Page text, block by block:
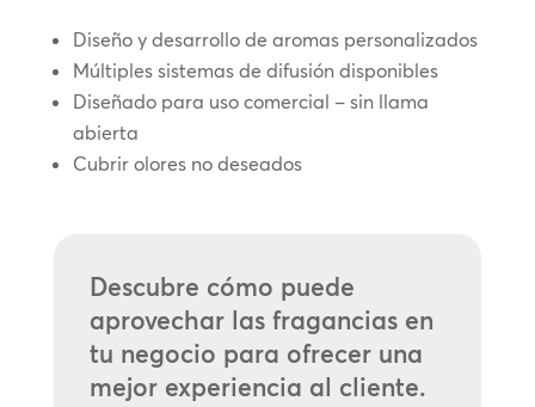
Diseño y desarrollo de aromas personalizados
Múltiples sistemas de difusión disponibles
Diseñado para uso comercial – sin llama
abierta
Cubrir olores no deseados
Descubre cómo puede
aprovechar las fragancias en
tu negocio para ofrecer una
mejor experiencia al cliente.